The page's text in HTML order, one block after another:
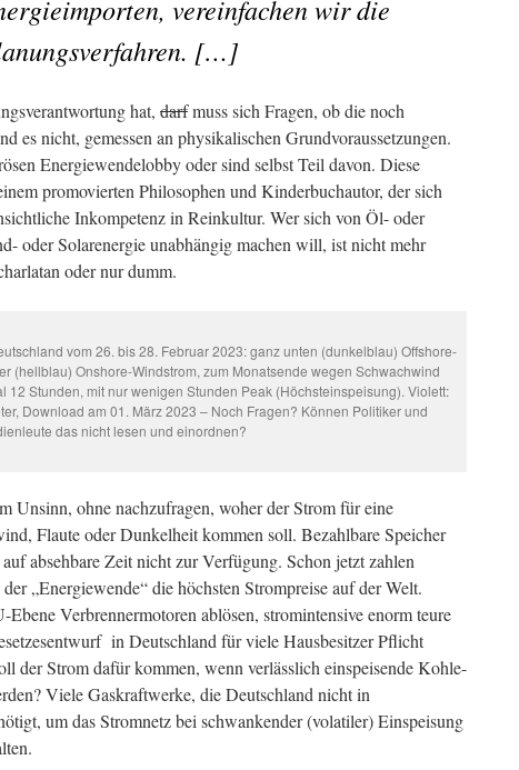
vereinfachen wir die
[…]
hat, darfmuss sich Fragen, ob die noch
es nicht, gemessen an physikalischen Grundvoraussetzungen.
Energiewendelobby oder sind selbst Teil davon. Diese
promovierten Philosophen und Kinderbuchautor, der sich
Inkompetenz in Reinkultur. Wer sich von Öl- oder
oder Solarenergie unabhängig machen will, ist nicht mehr
oder nur dumm.
vom 26. bis 28. Februar 2023: ganz unten (dunkelblau) Offshore-
(hellblau) Onshore-Windstrom, zum Monatsende wegen Schwachwind
12 Stunden, mit nur wenigen Stunden Peak (Höchsteinspeisung). Violett:
Download am 01. März 2023 – Noch Fragen? Können Politiker und
das nicht lesen und einordnen?
Unsinn, ohne nachzufragen, woher der Strom für eine
Flaute oder Dunkelheit kommen soll. Bezahlbare Speicher
absehbare Zeit nicht zur Verfügung. Schon jetzt zahlen
„Energiewende“ die höchsten Strompreise auf der Welt.
Verbrennermotoren ablösen, stromintensive enorm teure
in Deutschland für viele Hausbesitzer Pflicht
der Strom dafür kommen, wenn verlässlich einspeisende Kohle-
Viele Gaskraftwerke, die Deutschland nicht in
um das Stromnetz bei schwankender (volatiler) Einspeisung